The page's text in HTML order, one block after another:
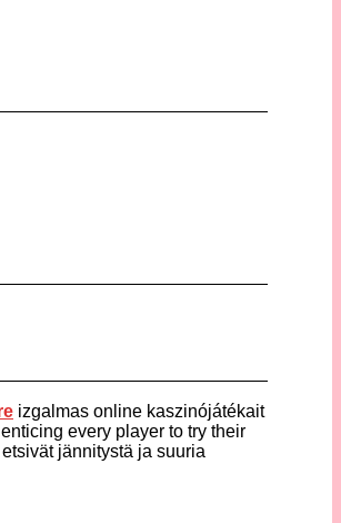
izgalmas online kaszinójátékait
every player to try their
jännitystä ja suuria